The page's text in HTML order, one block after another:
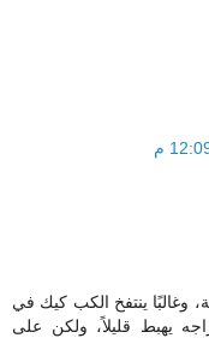
وغالبًا ينتفخ الكب كيك في
يهبط قليلاً، ولكن على